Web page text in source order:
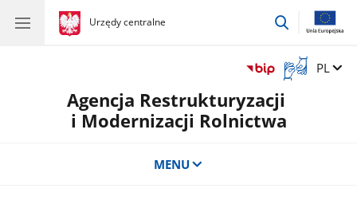
gov.pl
Urzędy centralne
gov.pl
Urzędy
przejdź
Otwórz
okno
z
tłumaczem
Zmień
PL
Agencja Restrukturyzacji
i Modernizacji Rolnictwa
MENU